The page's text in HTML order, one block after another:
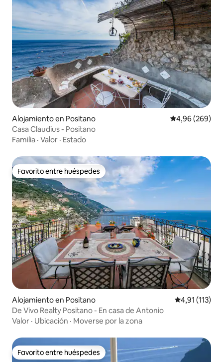
Alojamiento en Positano Calificación
4,96 (269)
Casa Claudius - Positano
Familia · Valor · Estado
Favorito entre huéspedes
Favorito entre huéspedes
Alojamiento en Positano Calificación
4,91 (113)
De Vivo Realty Positano - En casa de Antonio
Valor · Ubicación · Moverse por la zona
Favorito entre huéspedes
Favorito entre huéspedes